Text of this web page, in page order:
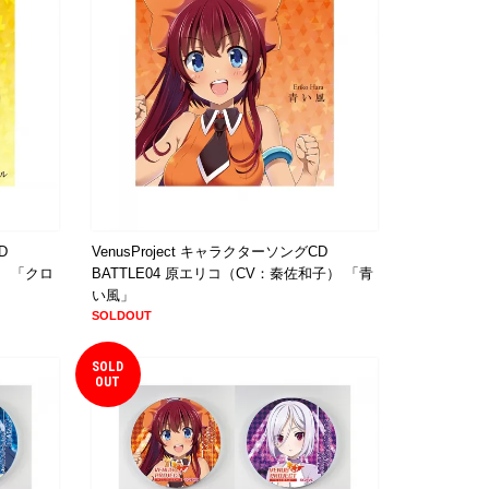
「クロ
VenusProject キャラクターソングCD
BATTLE04 原エリコ（CV：秦佐和子） 「青
い風」
SOLDOUT
SOLD
OUT